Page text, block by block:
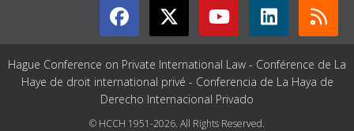
Hague Conference on Private International Law - Conférence de La
Haye de droit international privé - Conferencia de La Haya de
Derecho Internacional Privado
© HCCH 1951-2026. All Rights Reserved.